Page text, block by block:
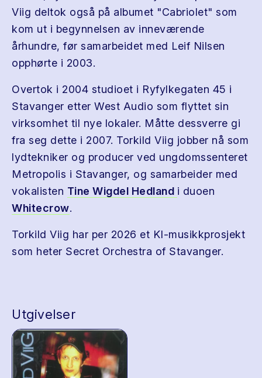
Viig deltok også på albumet "Cabriolet" som
kom ut i begynnelsen av inneværende
århundre, før samarbeidet med Leif Nilsen
opphørte i 2003.
Overtok i 2004 studioet i Ryfylkegaten 45 i
Stavanger etter West Audio som flyttet sin
virksomhet til nye lokaler. Måtte dessverre gi
fra seg dette i 2007. Torkild Viig jobber nå som
lydtekniker og producer ved ungdomssenteret
Metropolis i Stavanger, og samarbeider med
vokalisten Tine Wigdel Hedland i duoen
Whitecrow.
Torkild Viig har per 2026 et KI-musikkprosjekt
som heter Secret Orchestra of Stavanger.
Utgivelser